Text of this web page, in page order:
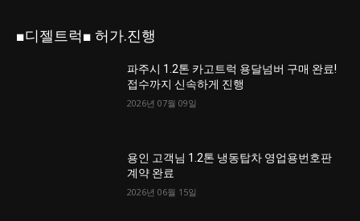
■디젤트럭■ 허가.진행
파주시 1.2톤 카고트럭 용달넘버 구매 완료!
접수까지 신속하게 진행
2026년 07월 09일
용인 고객님 1.2톤 냉동탑차 영업용번호판
계약 완료
2026년 06월 15일